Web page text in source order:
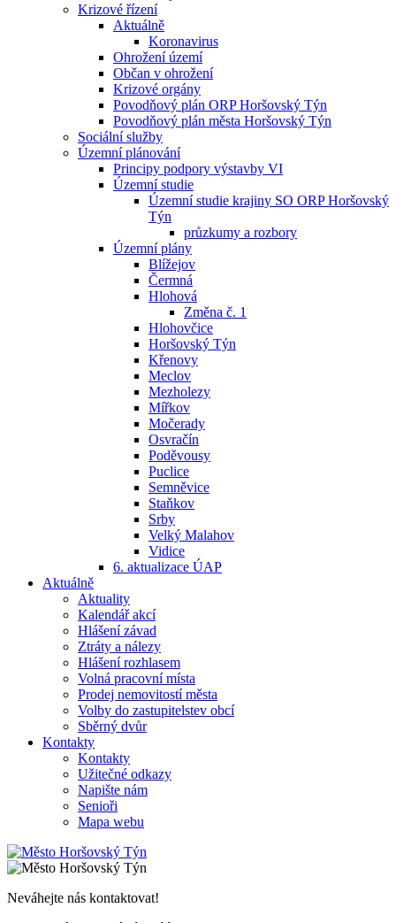
Krizové řízení
Aktuálně
Koronavirus
Ohrožení území
Občan v ohrožení
Krizové orgány
Povodňový plán ORP Horšovský Týn
Povodňový plán města Horšovský Týn
Sociální služby
Územní plánování
Principy podpory výstavby VI
Územní studie
Územní studie krajiny SO ORP Horšovský
Týn
průzkumy a rozbory
Územní plány
Blížejov
Čermná
Hlohová
Změna č. 1
Hlohovčice
Horšovský Týn
Křenovy
Meclov
Mezholezy
Mířkov
Močerady
Osvračín
Poděvousy
Puclice
Semněvice
Staňkov
Srby
Velký Malahov
Vidice
6. aktualizace ÚAP
Aktuálně
Aktuality
Kalendář akcí
Hlášení závad
Ztráty a nálezy
Hlášení rozhlasem
Volná pracovní místa
Prodej nemovitostí města
Volby do zastupitelstev obcí
Sběrný dvůr
Kontakty
Kontakty
Užitečné odkazy
Napište nám
Senioři
Mapa webu
Neváhejte nás kontaktovat!